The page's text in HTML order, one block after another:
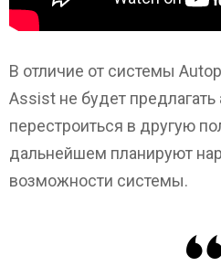
В отличие от системы
Assist не будет предлагать
перестроиться в другую
дальнейшем планируют
возможности системы.